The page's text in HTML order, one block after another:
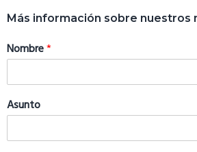
Más información sobre nuestros
Nombre*
Asunto